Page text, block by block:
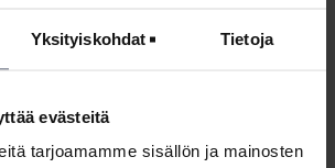
Yksityiskohdat Tietoja
evästeitä
tarjoamamme sisällön ja mainosten
osio on rajattu